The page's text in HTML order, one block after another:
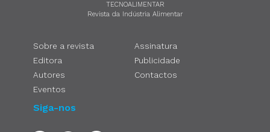
TECNOALIMENTAR
Revista da Indústria Alimentar
Sobre a revista
Editora
Autores
Eventos
Assinatura
Publicidade
Contactos
Siga-nos